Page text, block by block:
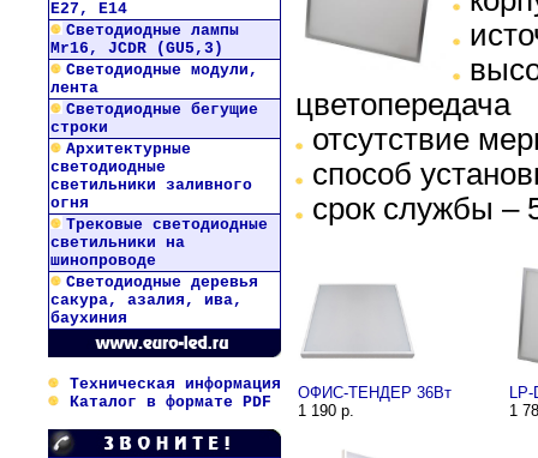
Е27, Е14
Светодиодные лампы
Mr16, JCDR (GU5,3)
Светодиодные модули,
лента
Светодиодные бегущие
строки
Архитектурные
светодиодные
светильники заливного
огня
Трековые светодиодные
светильники на
шинопроводе
Светодиодные деревья
сакура, азалия, ива,
баухиния
Техническая информация
Каталог в формате PDF
цветопередача
отсутствие
способ
срок службы –
ОФИС-ТЕНДЕР 36Вт
1 190 р.
1